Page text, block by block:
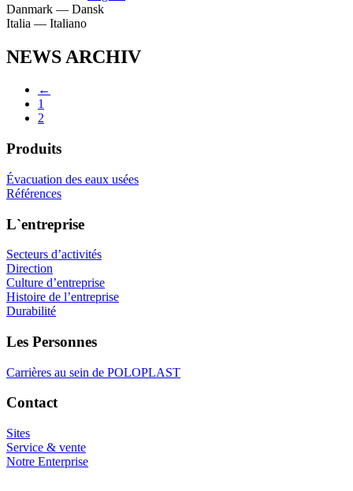
Danmark — Dansk
Italia — Italiano
NEWS ARCHIV
←
1
2
Produits
Évacuation des eaux usées
Références
L`entreprise
Secteurs d’activités
Direction
Culture d’entreprise
Histoire de l’entreprise
Durabilité
Les Personnes
Carrières au sein de POLOPLAST
Contact
Sites
Service & vente
Notre Enterprise